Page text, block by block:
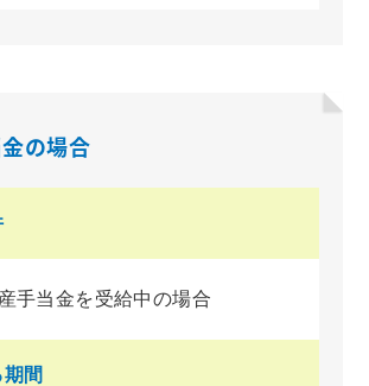
の場合
手当金を受給中の場合
間